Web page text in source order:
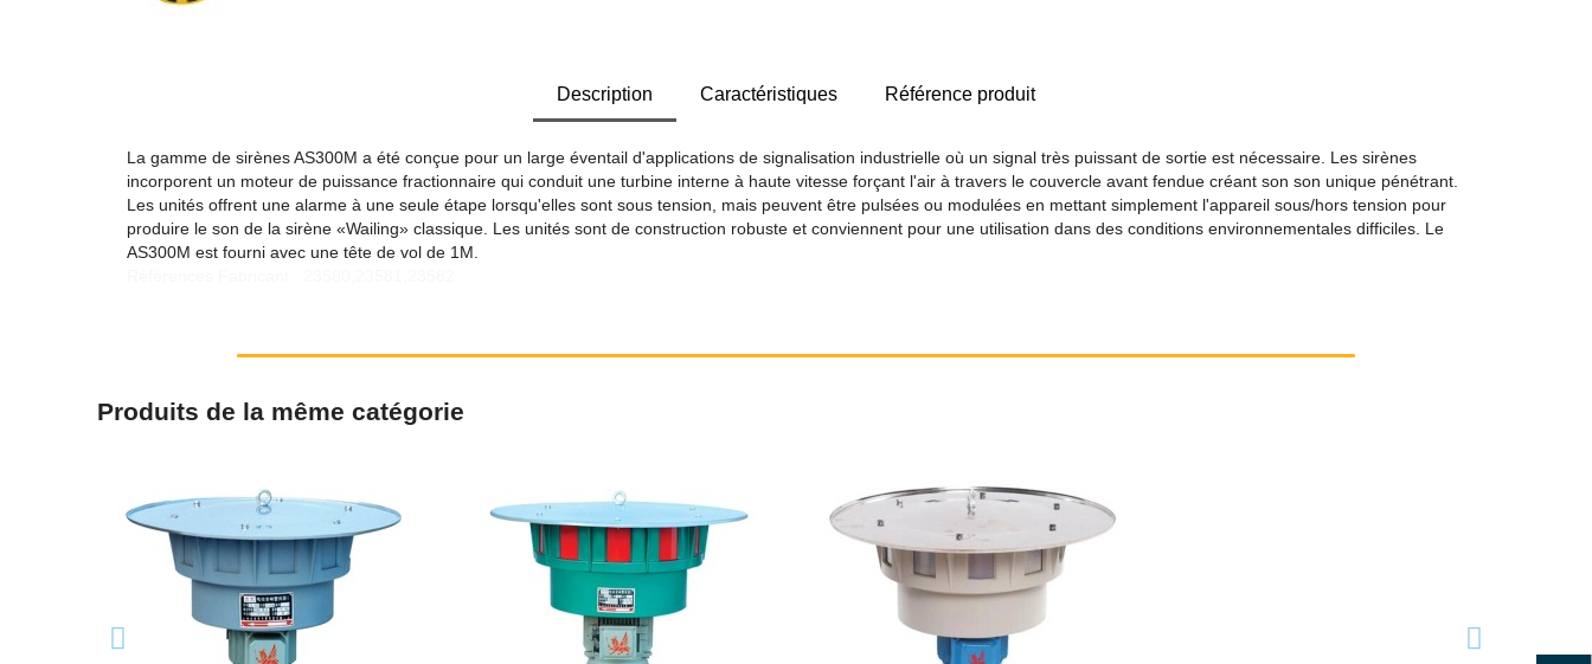
Description Caractéristiques Référence produit
La gamme de sirènes AS300M a été conçue pour un large éventail d'applications de signalisation industrielle où un signal très puissant de sortie est nécessaire. Les sirènes
incorporent un moteur de puissance fractionnaire qui conduit une turbine interne à haute vitesse forçant l'air à travers le couvercle avant fendue créant son son unique pénétrant.
Les unités offrent une alarme à une seule étape lorsqu'elles sont sous tension, mais peuvent être pulsées ou modulées en mettant simplement l'appareil sous/hors tension pour
produire le son de la sirène «Wailing» classique. Les unités sont de construction robuste et conviennent pour une utilisation dans des conditions environnementales difficiles. Le
AS300M est fourni avec une tête de vol de 1M.
Produits de la même catégorie